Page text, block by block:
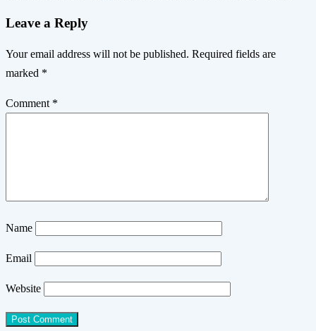
Leave a Reply
Your email address will not be published. Required fields are
marked *
Comment *
Name
Email
Website